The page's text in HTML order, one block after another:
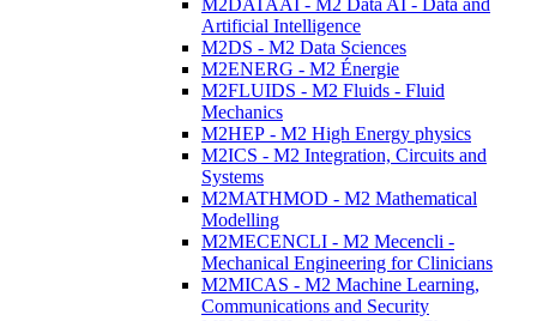
M2DATAAI - M2 Data AI - Data and
Artificial Intelligence
M2DS - M2 Data Sciences
M2ENERG - M2 Énergie
M2FLUIDS - M2 Fluids - Fluid
Mechanics
M2HEP - M2 High Energy physics
M2ICS - M2 Integration, Circuits and
Systems
M2MATHMOD - M2 Mathematical
Modelling
M2MECENCLI - M2 Mecencli -
Mechanical Engineering for Clinicians
M2MICAS - M2 Machine Learning,
Communications and Security